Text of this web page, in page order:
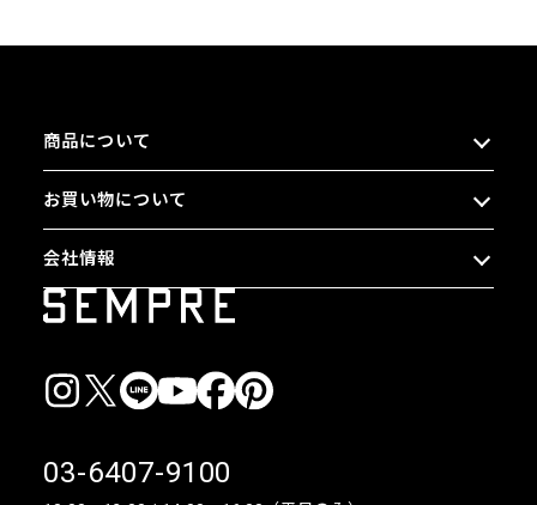
商品について
お買い物について
会社情報
03-6407-9100